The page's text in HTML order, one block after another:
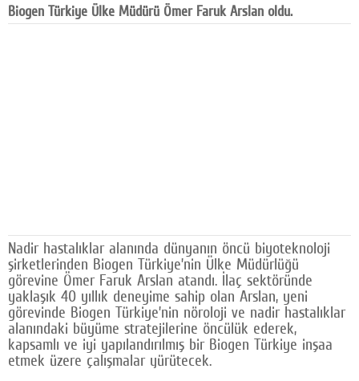
Facebook
Künye
SOSYAL MEDYA
Facebook
Twitter
Biogen Türkiye Ülke Müdürü Ömer Faruk Arslan oldu.
Nadir hastalıklar alanında dünyanın öncü biyoteknoloji
şirketlerinden Biogen Türkiye’nin Ülke Müdürlüğü
görevine Ömer Faruk Arslan atandı. İlaç sektöründe
yaklaşık 40 yıllık deneyime sahip olan Arslan, yeni
görevinde Biogen Türkiye’nin nöroloji ve nadir hastalıklar
alanındaki büyüme stratejilerine öncülük ederek,
kapsamlı ve iyi yapılandırılmış bir Biogen Türkiye inşaa
etmek üzere çalışmalar yürütecek.